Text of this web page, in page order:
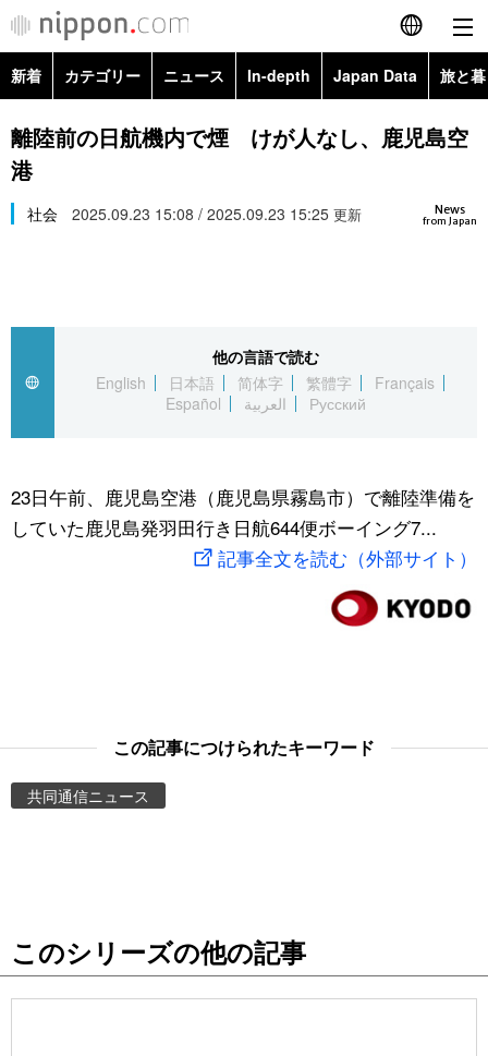
English
简体字
Русский
カテゴリー
経済・ビジネス
国際
文化
トップ
アーカイブ
In-depth
Japan Data
動画/Live
お知らせ
新着 カテゴリー ニュース In-depth Japan Data 旅と
政治・外交
経済・ビジネス
スポーツ・東京2020
Topics
離陸前の日航機内で煙 けが人なし、鹿児島空
港
News
from Japan
社会 2025.09.23 15:08 / 2025.09.23 15:25 更新
他の言語で読む
English
日本語 简体字 繁體字
Français
Español
العربية Русский
23日午前、鹿児島空港（鹿児島県霧島市）で離陸準備を
していた鹿児島発羽田行き日航644便ボーイング7...
記事全文を読む（外部サイト）
この記事につけられたキーワード
共同通信ニュース
このシリーズの他の記事